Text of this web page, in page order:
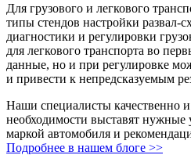
Для грузового и легкового
типы стендов настройки развал-
диагностики и регулировки
для легкового транспорта во
данные, но и при регулировке
и привести к непредсказуемым
Наши специалисты качественно
необходимости выставят нужные
маркой автомобиля и
Подробнее в нашем блоге >>